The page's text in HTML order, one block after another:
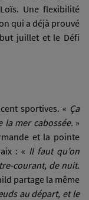
Une flexibilité
qui a déjà prouvé
juillet et le Défi
sportives. « Ça
la mer cabossée. »
et la pointe
: « Il faut qu’on
courant, de nuit.
partage la même
au départ, et le